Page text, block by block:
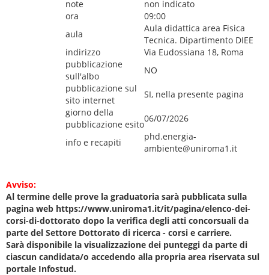
note
non indicato
ora
09:00
aula
Aula didattica area Fisica
Tecnica. Dipartimento DIEE
indirizzo
Via Eudossiana 18, Roma
pubblicazione
sull'albo
NO
pubblicazione sul
sito internet
SI, nella presente pagina
giorno della
pubblicazione esito
06/07/2026
info e recapiti
phd.energia-
ambiente@uniroma1.it
Avviso:
Al termine delle prove la graduatoria sarà pubblicata sulla
pagina web https://www.uniroma1.it/it/pagina/elenco-dei-
corsi-di-dottorato dopo la verifica degli atti concorsuali da
parte del Settore Dottorato di ricerca - corsi e carriere.
Sarà disponibile la visualizzazione dei punteggi da parte di
ciascun candidata/o accedendo alla propria area riservata sul
portale Infostud.